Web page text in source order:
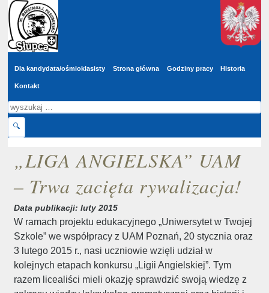
Przejdź do głównej treści
Dla kandydata/ośmioklasisty Strona główna Godziny pracy Historia
Kontakt
Wyszukaj
w
serwisie
Szukaj
🔍
„LIGA ANGIELSKA” UAM
– Trwa zacięta rywalizacja!
Data publikacji: luty 2015
W ramach projektu edukacyjnego „Uniwersytet w Twojej
Szkole” we współpracy z UAM Poznań, 20 stycznia oraz
3 lutego 2015 r., nasi uczniowie wzięli udział w
kolejnych etapach konkursu „Ligii Angielskiej”. Tym
razem licealiści mieli okazję sprawdzić swoją wiedzę z